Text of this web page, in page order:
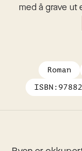
med å grave
Roman
ISBN: